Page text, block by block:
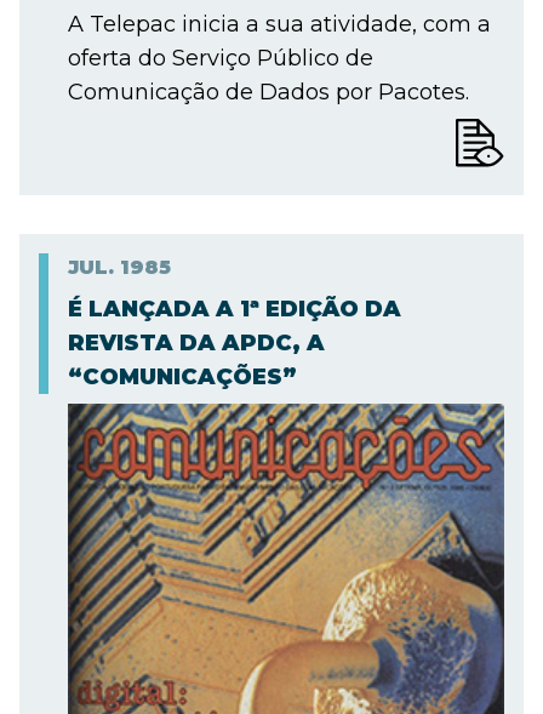
A Telepac inicia a sua atividade, com a
oferta do Serviço Público de
Comunicação de Dados por Pacotes.
JUL. 1985
É LANÇADA A 1ª EDIÇÃO DA
REVISTA DA APDC, A
“COMUNICAÇÕES”